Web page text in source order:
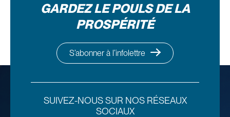
GARDEZ LE POULS DE LA
PROSPÉRITÉ
S’abonner à l’infolettre
SUIVEZ-NOUS SUR NOS RÉSEAUX
SOCIAUX